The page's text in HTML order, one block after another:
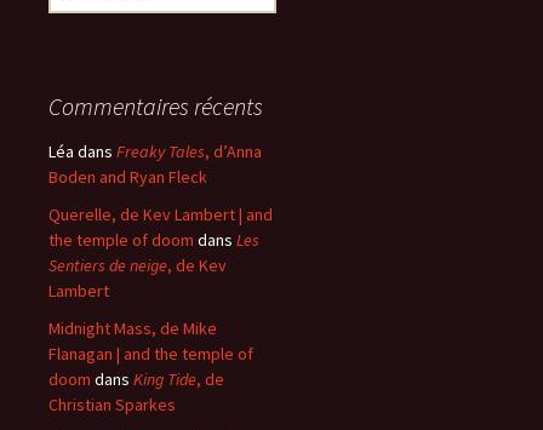
Commentaires récents
Léa dans Freaky Tales, d’Anna
Boden and Ryan Fleck
Querelle, de Kev Lambert | and
the temple of doom dans Les
Sentiers de neige, de Kev
Lambert
Midnight Mass, de Mike
Flanagan | and the temple of
doom dans King Tide, de
Christian Sparkes